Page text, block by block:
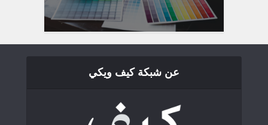
عن شبكة كيف ويكي